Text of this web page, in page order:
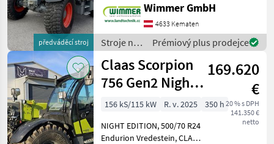
předváděcí stroj
SCORPION 1033 überzeugt
mit modernster Technik,
hoher Hubleistung und
maximalem Bedienkomfort.
Mit
Wimmer GmbH
4633 Kematen
Stroje na
stavbu /
Claas
Prémiový plus prodejce
Claas Scorpion
756 Gen2 Night
Edition
169.620
€
20 % s DPH
141.350 €
netto
156 kS/115 kW R. v. 2025
350 h
NIGHT EDITION, 500/70 R24
Endurion Vredestein, CLAAS